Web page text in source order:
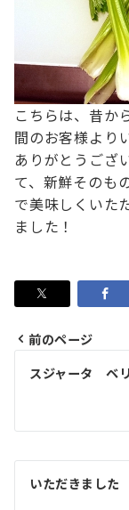
こちらは、昔か
間のお客様より
ありがとうござ
て、新鮮そのも
で美味しくいた
ました！
投
ビ
ゲ
前のページ
スジャータ ベ
いただきました